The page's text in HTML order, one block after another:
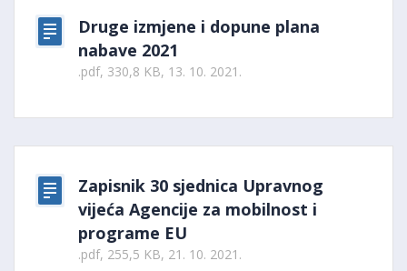
Druge izmjene i dopune plana
nabave 2021
.pdf, 330,8 KB, 13. 10. 2021.
Zapisnik 30 sjednica Upravnog
vijeća Agencije za mobilnost i
programe EU
.pdf, 255,5 KB, 21. 10. 2021.